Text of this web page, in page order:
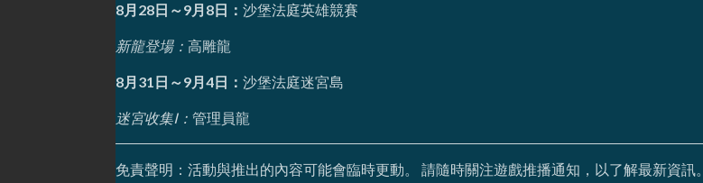
8月28日～9月8日： 沙堡法庭英雄競賽
新龍登場： 高雕龍
8月31日～9月4日： 沙堡法庭迷宮島
迷宮收集I： 管理員龍
免責聲明：活動與推出的內容可能會臨時更動。 請隨時關注遊戲推播通知，以了解最新資訊。